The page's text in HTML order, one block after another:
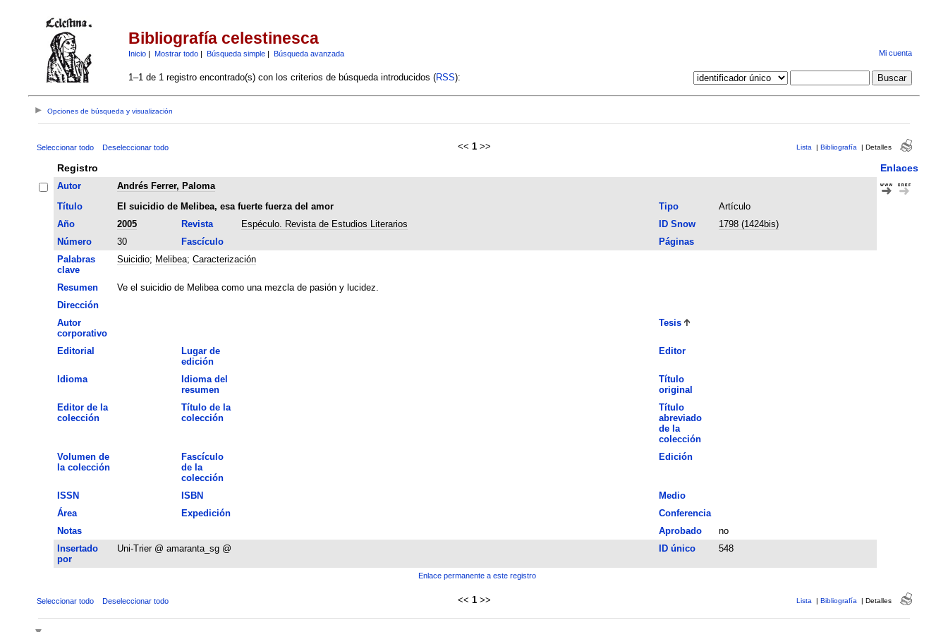
Bibliografía celestinesca
Inicio| Mostrar todo| Búsqueda simple| Búsqueda avanzada Mi cuenta
1–1 de 1 registro encontrado(s) con los criterios de búsqueda introducidos (RSS):
Opciones de búsqueda y visualización
Seleccionar todo Deseleccionar todo << 1 >> Lista | Bibliografía | Detalles
Registro Enlaces
Autor
Andrés Ferrer, Paloma
Título
El suicidio de Melibea, esa fuerte fuerza del amor Tipo
Artículo
Año
2005 Revista Espéculo. Revista de Estudios Literarios ID Snow
1798 (1424bis)
Número
30 Fascículo
Páginas
Palabras
clave
Suicidio; Melibea; Caracterización
Resumen
Ve el suicidio de Melibea como una mezcla de pasión y lucidez.
Dirección
Autor
corporativo
Tesis
Editorial
Lugar de
edición
Editor
Idioma
Idioma del
resumen
Título
original
Editor de la
colección
Título de la
colección
Título
abreviado
de la
colección
Volumen de
la colección
Fascículo
de la
colección
Edición
ISSN ISBN
Medio
Área
Expedición
Conferencia
Notas
Aprobado
no
Insertado
por
Uni-Trier @ amaranta_sg @ ID único 548
Enlace permanente a este registro
Seleccionar todo Deseleccionar todo << 1 >> Lista | Bibliografía | Detalles